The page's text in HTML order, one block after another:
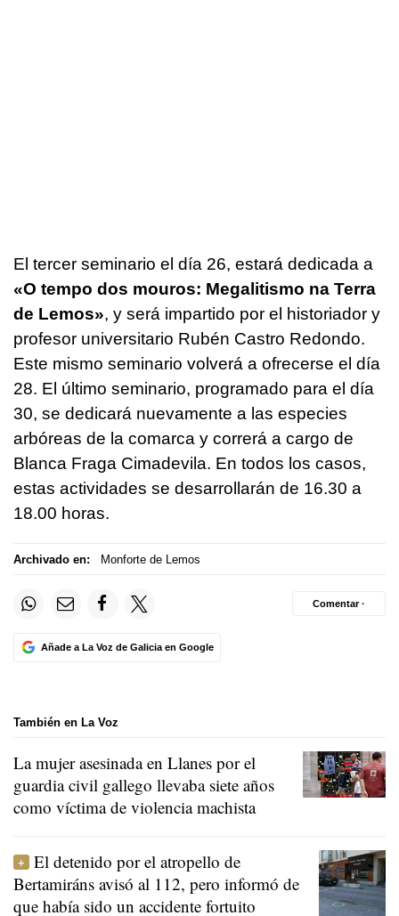
El tercer seminario el día 26, estará dedicada a
«O tempo dos mouros: Megalitismo na Terra
de Lemos», y será impartido por el historiador y
profesor universitario Rubén Castro Redondo.
Este mismo seminario volverá a ofrecerse el día
28. El último seminario, programado para el día
30, se dedicará nuevamente a las especies
arbóreas de la comarca y correrá a cargo de
Blanca Fraga Cimadevila. En todos los casos,
estas actividades se desarrollarán de 16.30 a
18.00 horas.
Archivado en: Monforte de Lemos
Añade a La Voz de Galicia en Google
Comentar ·
También en La Voz
La mujer asesinada en Llanes por el
guardia civil gallego llevaba siete años
como víctima de violencia machista
El detenido por el atropello de
Bertamiráns avisó al 112, pero informó de
que había sido un accidente fortuito